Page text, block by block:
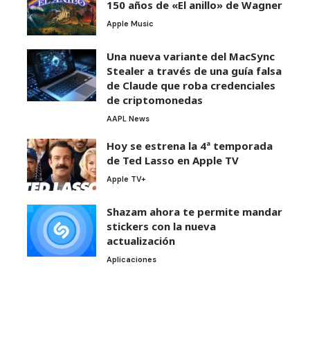
150 años de «El anillo» de Wagner
Apple Music
Una nueva variante del MacSync
Stealer a través de una guía falsa
de Claude que roba credenciales
de criptomonedas
AAPL News
Hoy se estrena la 4ª temporada
de Ted Lasso en Apple TV
Apple TV+
Shazam ahora te permite mandar
stickers con la nueva
actualización
Aplicaciones